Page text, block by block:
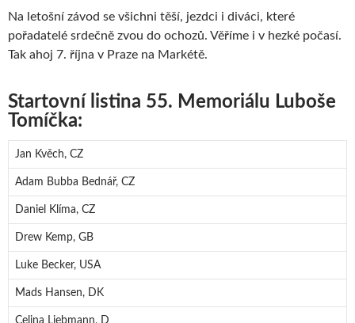
Na letošní závod se všichni těší, jezdci i diváci, které
pořadatelé srdečně zvou do ochozů. Věříme i v hezké počasí.
Tak ahoj 7. října v Praze na Markétě.
Startovní listina 55. Memoriálu Luboše
Tomíčka:
Jan Kvěch, CZ
Adam Bubba Bednář, CZ
Daniel Klíma, CZ
Drew Kemp, GB
Luke Becker, USA
Mads Hansen, DK
Celina Liebmann, D